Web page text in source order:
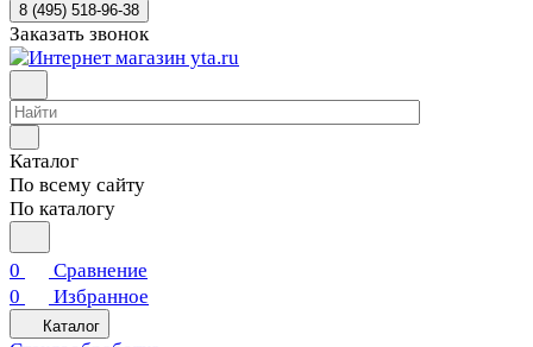
8 (495) 518-96-38
Заказать звонок
Каталог
По всему сайту
По каталогу
0
Сравнение
0
Избранное
Каталог